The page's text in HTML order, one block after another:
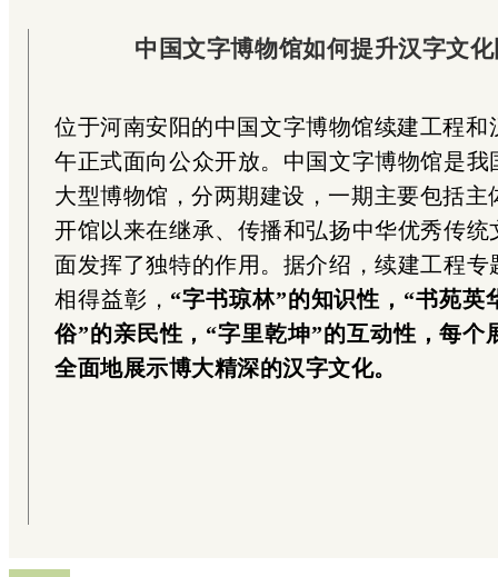
07
中国文字博物馆如何提升汉字文
位于河南安阳的中国文字博物馆续建工程和
午正式面向公众开放。中国文字博物馆是
大型博物馆，分两期建设，一期主要包括主
开馆以来在继承、传播和弘扬中华优秀传
面发挥了独特的作用。据介绍，续建工程
相得益彰， “字书琼林”的知识性，“书苑英
俗”的亲民性，“字里乾坤”的互动性，每个
全面地展示博大精深的汉字文化。